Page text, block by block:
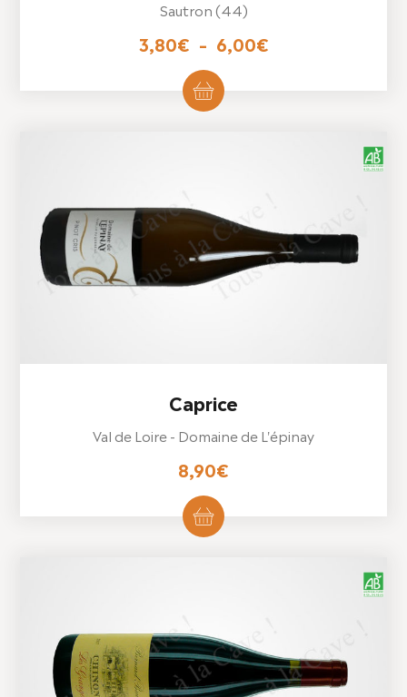
Sautron (44)
3,80€ – 6,00€Plage
Ce
produit
a
plusieurs
sur
la
page
du
produit
Caprice
Val de Loire - Domaine de L'épinay
8,90€